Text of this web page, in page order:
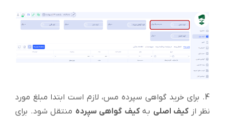
4. برای خرید گواهی سپرده مس، لازم است ابتدا مبلغ مورد
نظر ازکیف اصلی بهکیف گواهی سپرده منتقل شود. برای